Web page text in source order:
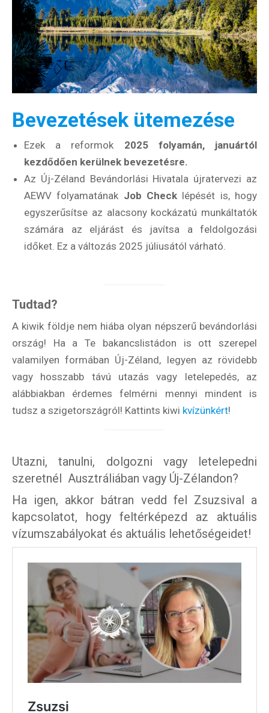
Hírlevél
Email Cím*
Válaszd ki az ajándékod amit
Bevezetések ütemezése
Ezek a reformok 2025 folyamán, januártól
kezdődően kerülnek bevezetésre.
Az Új-Zéland Bevándorlási Hivatala újratervezi az
AEWV folyamatának Job Check lépését is, hogy
egyszerűsítse az alacsony kockázatú munkáltatók
számára az eljárást és javítsa a feldolgozási
időket. Ez a változás 2025 júliusától várható.
Tudtad?
A kiwik földje nem hiába olyan népszerű bevándorlási
ország! Ha a Te bakancslistádon is ott szerepel
valamilyen formában Új-Zéland, legyen az rövidebb
vagy hosszabb távú utazás vagy letelepedés, az
alábbiakban érdemes felmérni mennyi mindent is
tudsz a szigetországról! Kattints kiwi kvízünkért!
Utazni, tanulni, dolgozni vagy letelepedni
szeretnél Ausztráliában vagy Új-Zélandon?
Ha igen, akkor bátran vedd fel Zsuzsival a
kapcsolatot, hogy feltérképezd az aktuális
vízumszabályokat és aktuális lehetőségeidet!